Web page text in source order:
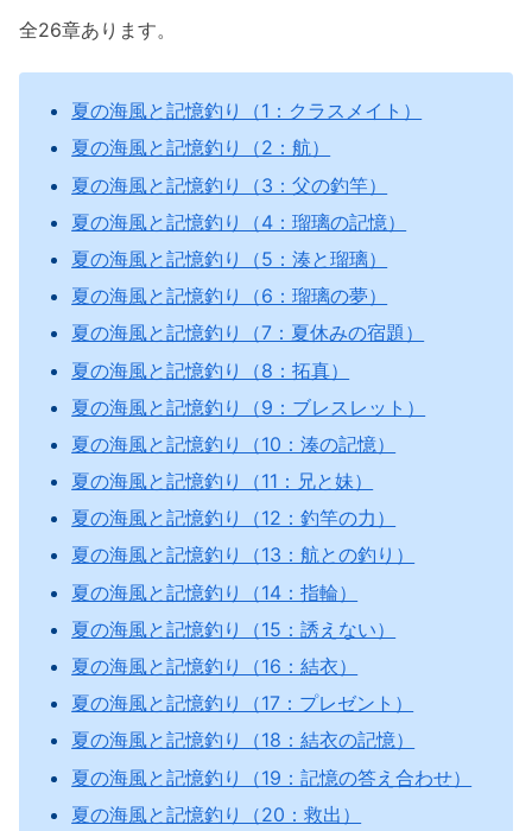
全26章あります。
夏の海風と記憶釣り（1：クラスメイト）
夏の海風と記憶釣り（2：航）
夏の海風と記憶釣り（3：父の釣竿）
夏の海風と記憶釣り（4：瑠璃の記憶）
夏の海風と記憶釣り（5：湊と瑠璃）
夏の海風と記憶釣り（6：瑠璃の夢）
夏の海風と記憶釣り（7：夏休みの宿題）
夏の海風と記憶釣り（8：拓真）
夏の海風と記憶釣り（9：ブレスレット）
夏の海風と記憶釣り（10：湊の記憶）
夏の海風と記憶釣り（11：兄と妹）
夏の海風と記憶釣り（12：釣竿の力）
夏の海風と記憶釣り（13：航との釣り）
夏の海風と記憶釣り（14：指輪）
夏の海風と記憶釣り（15：誘えない）
夏の海風と記憶釣り（16：結衣）
夏の海風と記憶釣り（17：プレゼント）
夏の海風と記憶釣り（18：結衣の記憶）
夏の海風と記憶釣り（19：記憶の答え合わせ）
夏の海風と記憶釣り（20：救出）